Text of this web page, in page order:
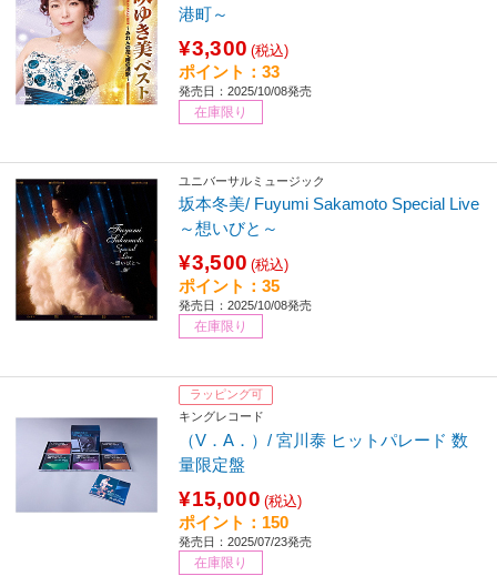
港町～
¥3,300 (税込)
ポイント：33
発売日：2025/10/08発売
在庫限り
ユニバーサルミュージック
坂本冬美/ Fuyumi Sakamoto Special Live
～想いびと～
¥3,500 (税込)
ポイント：35
発売日：2025/10/08発売
在庫限り
ラッピング可
キングレコード
（V．A．）/ 宮川泰 ヒットパレード 数
量限定盤
¥15,000 (税込)
ポイント：150
発売日：2025/07/23発売
在庫限り